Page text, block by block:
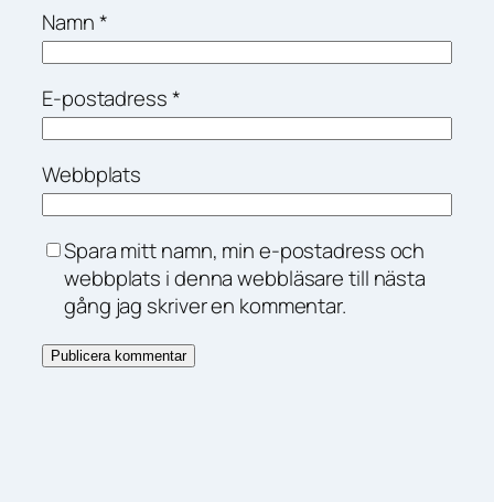
Namn*
E-postadress*
Webbplats
Spara mitt namn, min e-postadress och
webbplats i denna webbläsare till nästa
gång jag skriver en kommentar.